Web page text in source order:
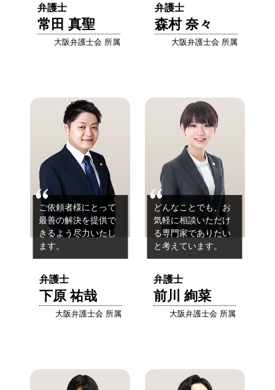
弁護士
常田 真聖
大阪弁護士会 所属
弁護士
森村 奈々
大阪弁護士会 所属
ご依頼者様にとって
最善の解決を提供で
きるよう尽力いたし
ます。
弁護士
下原 祐哉
大阪弁護士会 所属
どんなことでも、お
気軽に相談いただけ
る専門家でありたい
と考えています。
弁護士
前川 絢菜
大阪弁護士会 所属